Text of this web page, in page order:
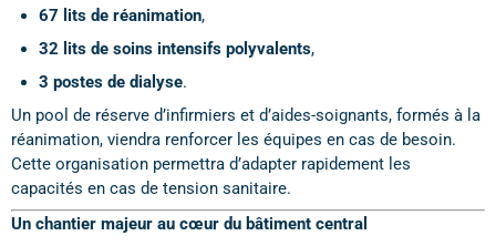
67 lits de réanimation,
32 lits de soins intensifs polyvalents,
3 postes de dialyse.
Un pool de réserve d’infirmiers et d’aides-soignants, formés à la
réanimation, viendra renforcer les équipes en cas de besoin.
Cette organisation permettra d’adapter rapidement les
capacités en cas de tension sanitaire.
Un chantier majeur au cœur du bâtiment central